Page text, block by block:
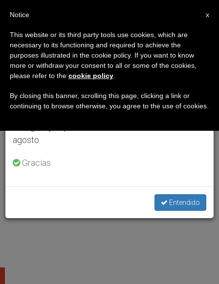
×
Aviso importante
Del 27 de julio al 7 de agosto haremos la pausa
anual, aprovechando que en el periodo de verano
se generan menos informaciones y también el
agosto.
Gracias.
Entendido
x
Notice
This website or its third party tools use cookies, which are
necessary to its functioning and required to achieve the
purposes illustrated in the cookie policy. If you want to know
more or withdraw your consent to all or some of the cookies,
please refer to the cookie policy
By closing this banner, scrolling this page, clicking a link or
continuing to browse otherwise, you agree to the use of cookies.